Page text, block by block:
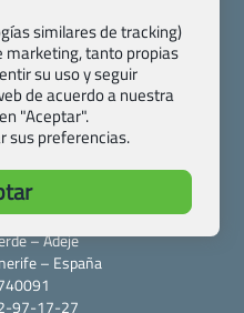
disposiciones específicas
Registro de agencias
Condiciones generales
Transparencia
– sitemap
S.L.U.
Local 13
– Adeje
– España
97-17-27
similares de tracking)
marketing, tanto propias
su uso y seguir
de acuerdo a nuestra
"Aceptar".
sus preferencias.